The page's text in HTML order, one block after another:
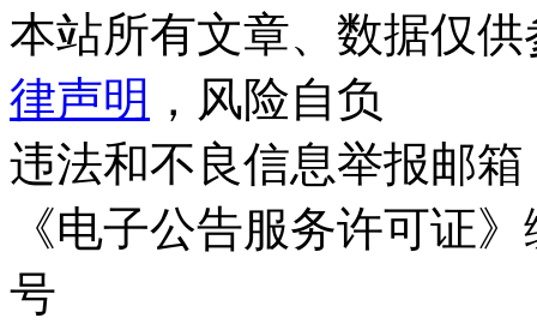
本站所有文章、数据仅
律声明 ，风险自负
违法和不良信息举报邮箱
《电子公告服务许可证
号